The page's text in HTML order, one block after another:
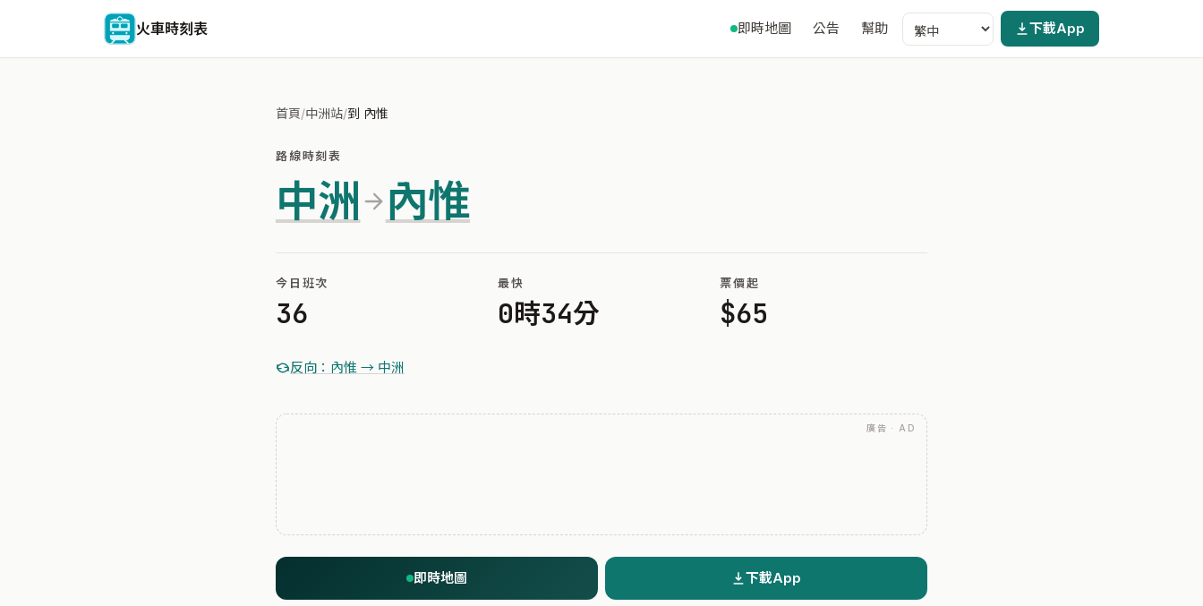
火車時刻表 即時地圖 公告 幫助 下載App
首頁/中洲站/到 內惟
路線時刻表
中洲 內惟
今日班次
36
最快
0時34分
票價起
$65
反向：內惟 → 中洲
廣告 · AD
即時地圖 下載App